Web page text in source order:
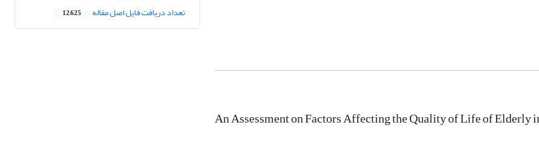
An Assessment on Factors Affecting the Quality of Life of Elderly
تعداد دریافت فایل اصل مقاله 12,625